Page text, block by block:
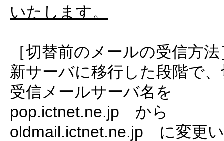
いたします。
［切替前のメールの受信方法
新サーバに移行した段階で
受信メールサーバ名を
pop.ictnet.ne.jp から
oldmail.ictnet.ne.jp に変更